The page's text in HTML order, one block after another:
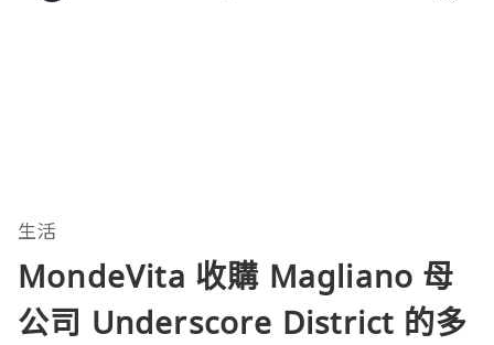
生活
MondeVita 收購 Magliano 母
公司 Underscore District 的多